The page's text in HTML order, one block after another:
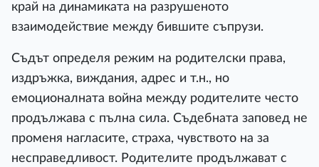
край на динамиката на разрушеното
взаимодействие между бившите съпрузи.
Съдът определя режим на родителски права,
издръжка, виждания, адрес и т.н., но
емоционалната война между родителите често
продължава с пълна сила. Съдебната заповед не
променя нагласите, страха, чувството на за
несправедливост. Родителите продължават с